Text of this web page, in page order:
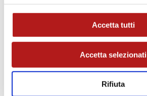
Accetta tutti
Accetta selezionati
Rifiuta
MATCH PROGRAM